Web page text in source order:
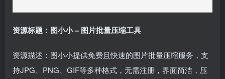
资源标题：图小小 – 图片批量压缩工具
资源描述：图小小提供免费且快速的图片批量压缩服务，支
持JPG、PNG、GIF等多种格式，无需注册，界面简洁，压